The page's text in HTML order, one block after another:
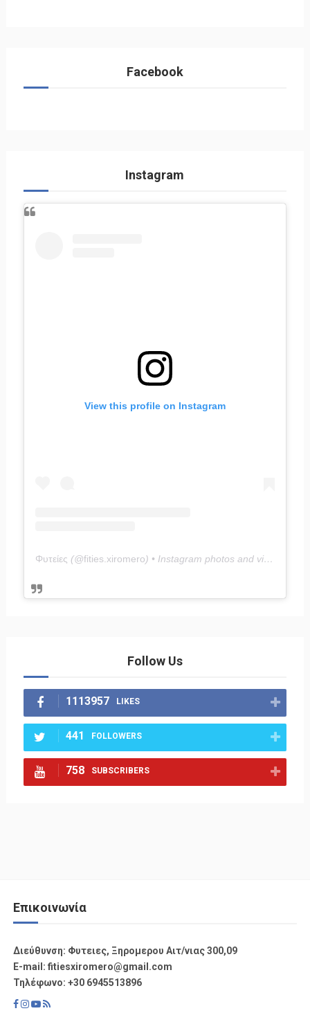
Facebook
Instagram
View this profile on Instagram
Φυτείες (@fities.xiromero) • Instagram photos and videos
Follow Us
1113957 LIKES
441 FOLLOWERS
758 SUBSCRIBERS
Επικοινωνία
Διεύθυνση: Φυτειες, Ξηρομερου Αιτ/νιας 300,09
Ε-mail: fitiesxiromero@gmail.com
Τηλέφωνο: +30 6945513896